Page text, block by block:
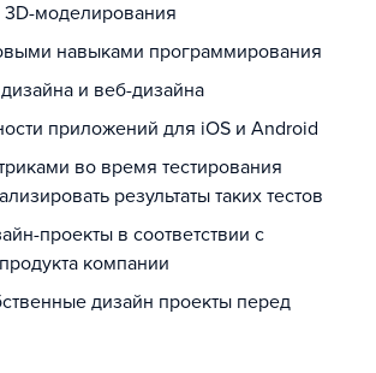
моделирования
навыками программирования
и веб-дизайна
приложений для iOS и Android
во время тестирования
результаты таких тестов
проекты в соответствии с
компании
дизайн проекты перед